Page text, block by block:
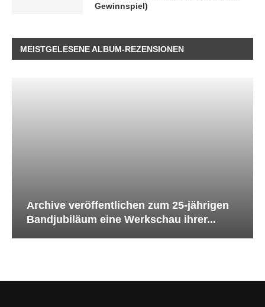
Gewinnspiel)
MEISTGELESENE ALBUM-REZENSIONEN
Archive veröffentlichen zum 25-jährigen
Bandjubiläum eine Werkschau ihrer...